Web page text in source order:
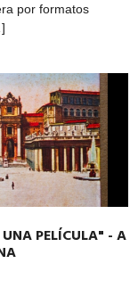
por formatos
PELÍCULA" - A